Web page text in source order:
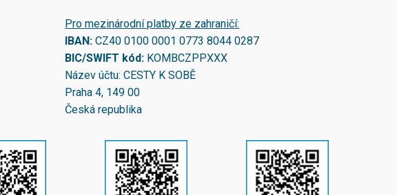
Pro mezinárodní platby ze zahraničí:
IBAN:CZ40 0100 0001 0773 8044 0287
BIC/SWIFT kód: KOMBCZPPXXX
Název účtu: CESTY K SOBĚ
Praha 4, 149 00
Česká republika